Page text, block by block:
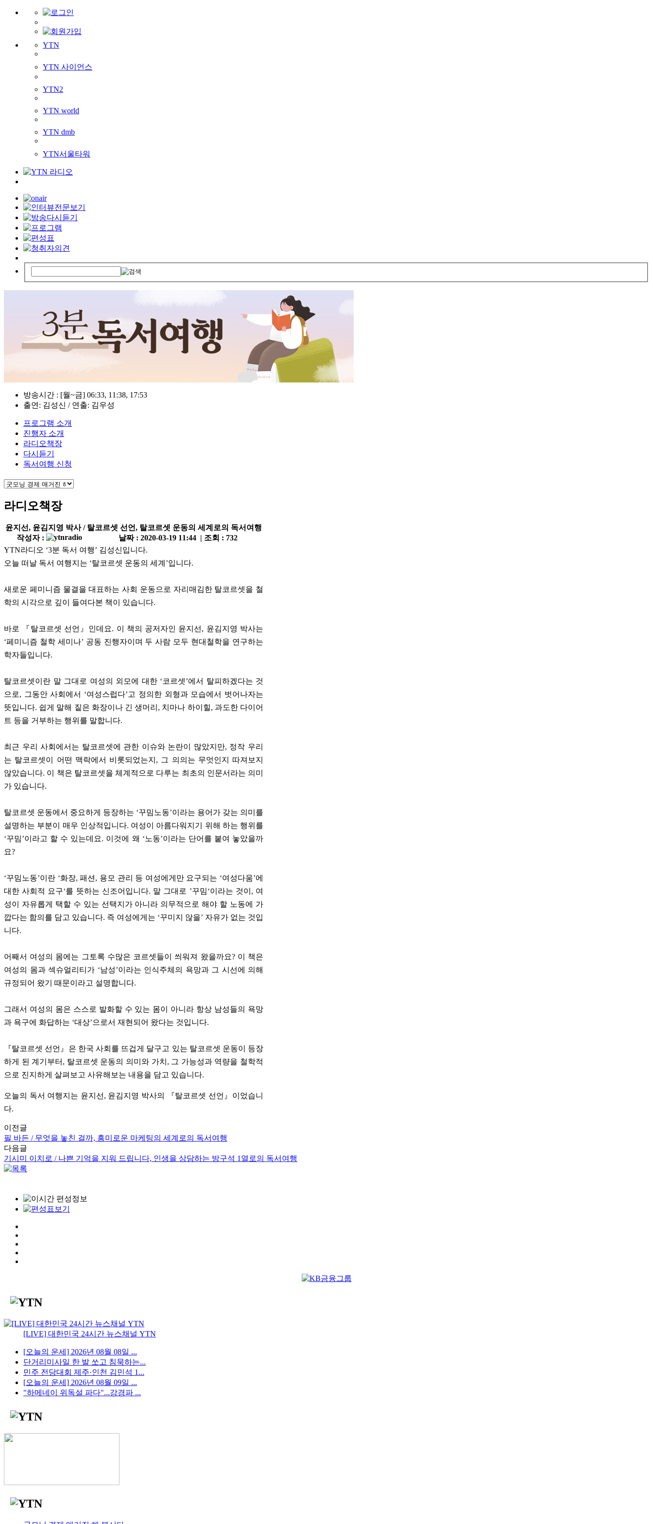
YTN
YTN 사이언스
YTN2
YTN world
YTN dmb
YTN서울타워
방송시간 : [월~금] 06:33, 11:38, 17:53
출연: 김성신 / 연출: 김우성
프로그램 소개
진행자 소개
라디오책장
다시듣기
독서여행 신청
라디오책장
윤지선, 윤김지영 박사 / 탈코르셋 선언, 탈코르셋 운동의 세계로의 독서여행
작성자 :
날짜 : 2020-03-19 11:44 | 조회 : 732
YTN라디오 ‘3분 독서 여행’ 김성신입니다.
오늘 떠날 독서 여행지는 ‘탈코르셋 운동의 세계’입니다.
새로운 페미니즘 물결을 대표하는 사회 운동으로 자리매김한 탈코르셋을 철
학의 시각으로 깊이 들여다본 책이 있습니다.
바로 『탈코르셋 선언』인데요. 이 책의 공저자인 윤지선, 윤김지영 박사는
‘페미니즘 철학 세미나’ 공동 진행자이며 두 사람 모두 현대철학을 연구하는
학자들입니다.
탈코르셋이란 말 그대로 여성의 외모에 대한 ‘코르셋’에서 탈피하겠다는 것
으로, 그동안 사회에서 ‘여성스럽다’고 정의한 외형과 모습에서 벗어나자는
뜻입니다. 쉽게 말해 짙은 화장이나 긴 생머리, 치마나 하이힐, 과도한 다이어
트 등을 거부하는 행위를 말합니다.
최근 우리 사회에서는 탈코르셋에 관한 이슈와 논란이 많았지만, 정작 우리
는 탈코르셋이 어떤 맥락에서 비롯되었는지, 그 의의는 무엇인지 따져보지
않았습니다. 이 책은 탈코르셋을 체계적으로 다루는 최초의 인문서라는 의미
가 있습니다.
탈코르셋 운동에서 중요하게 등장하는 ‘꾸밈노동’이라는 용어가 갖는 의미를
설명하는 부분이 매우 인상적입니다. 여성이 아름다워지기 위해 하는 행위를
‘꾸밈’이라고 할 수 있는데요. 이것에 왜 ‘노동’이라는 단어를 붙여 놓았을까
요?
‘꾸밈노동’이란 ‘화장, 패션, 용모 관리 등 여성에게만 요구되는 ‘여성다움’에
대한 사회적 요구‘를 뜻하는 신조어입니다. 말 그대로 ’꾸밈‘이라는 것이, 여
성이 자유롭게 택할 수 있는 선택지가 아니라 의무적으로 해야 할 노동에 가
깝다는 함의를 담고 있습니다. 즉 여성에게는 ‘꾸미지 않을’ 자유가 없는 것입
니다.
어째서 여성의 몸에는 그토록 수많은 코르셋들이 씌워져 왔을까요? 이 책은
여성의 몸과 섹슈얼리티가 ‘남성’이라는 인식주체의 욕망과 그 시선에 의해
규정되어 왔기 때문이라고 설명합니다.
그래서 여성의 몸은 스스로 발화할 수 있는 몸이 아니라 항상 남성들의 욕망
과 욕구에 화답하는 ‘대상’으로서 재현되어 왔다는 것입니다.
『탈코르셋 선언』은 한국 사회를 뜨겁게 달구고 있는 탈코르셋 운동이 등장
하게 된 계기부터, 탈코르셋 운동의 의미와 가치, 그 가능성과 역량을 철학적
으로 진지하게 살펴보고 사유해보는 내용을 담고 있습니다.
오늘의 독서 여행지는 윤지선, 윤김지영 박사의 『탈코르셋 선언 』 이었습니
다.
이전글
필 바든 / 무엇을 놓친 걸까, 흥미로운 마케팅의 세계로의 독서여행
다음글
기시미 이치로 / 나쁜 기억을 지워 드립니다, 인생을 상담하는 방구석 1열로의 독서여행
[LIVE] 대한민국 24시간 뉴스채널 YTN
[오늘의 운세] 2026년 08월 08일 ...
단거리미사일 한 발 쏘고 침묵하는...
민주 전당대회 제주·인천 김민석 1...
[오늘의 운세] 2026년 08월 09일 ...
"하메네이 위독설 파다"...강경파 ...